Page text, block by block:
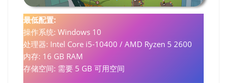
最低配置:
操作系统: Windows 10
处理器: Intel Core i5-10400 / AMD Ryzen 5 2600
内存: 16 GB RAM
存储空间: 需要 5 GB 可用空间